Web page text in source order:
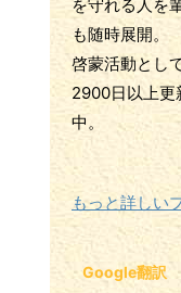
を守れる人を
も随時展開。
啓蒙活動とし
2900日以上更
中。
もっと詳しい
Google翻訳